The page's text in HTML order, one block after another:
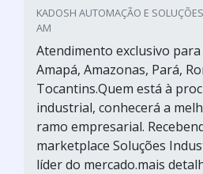
KADOSH AUTOMAÇÃO E
AM
Atendimento exclusivo para
Amapá, Amazonas, Pará,
Tocantins.Quem está à
industrial, conhecerá a
ramo empresarial.
marketplace Soluções
líder do mercado.mais